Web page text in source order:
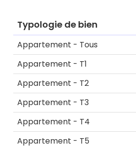
Typologie de bien
Appartement - Tous
Appartement - T1
Appartement - T2
Appartement - T3
Appartement - T4
Appartement - T5